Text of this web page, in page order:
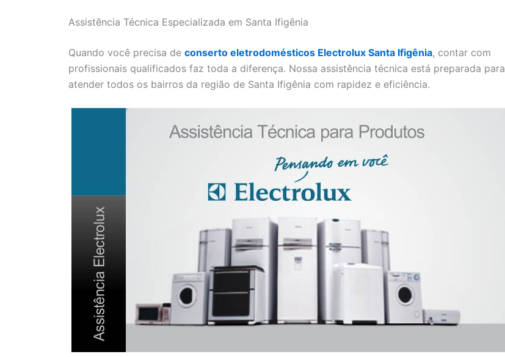
Assistência Técnica Especializada em Santa Ifigênia
Quando você precisa de conserto eletrodomésticos Electrolux Santa Ifigênia, contar com
profissionais qualificados faz toda a diferença. Nossa assistência técnica está preparada para
atender todos os bairros da região de Santa Ifigênia com rapidez e eficiência.